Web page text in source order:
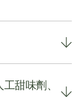
甜味劑、